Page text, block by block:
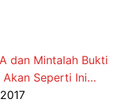
dan Mintalah Bukti
Akan Seperti Ini…